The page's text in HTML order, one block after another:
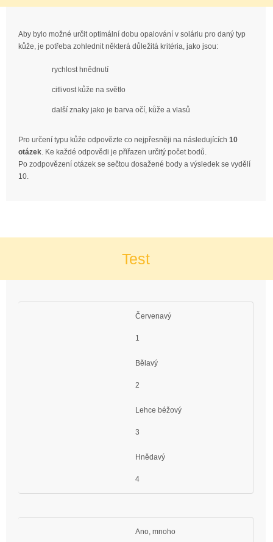
Aby bylo možné určit optimální dobu opalování v soláriu pro daný typ
kůže, je potřeba zohlednit některá důležitá kritéria, jako jsou:
rychlost hnědnutí
citlivost kůže na světlo
další znaky jako je barva očí, kůže a vlasů
Pro určení typu kůže odpovězte co nejpřesněji na následujících 10
otázek. Ke každé odpovědi je přiřazen určitý počet bodů.
Po zodpovězení otázek se sečtou dosažené body a výsledek se vydělí
10.
Test
Červenavý
1
Bělavý
2
Lehce béžový
3
Hnědavý
4
Ano, mnoho